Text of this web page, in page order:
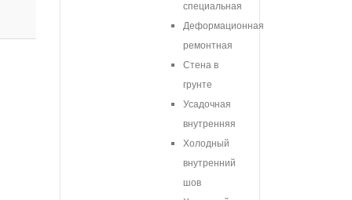
специальная
Деформационная
ремонтная
Стена в
грунте
Усадочная
внутренняя
Холодный
внутренний
шов